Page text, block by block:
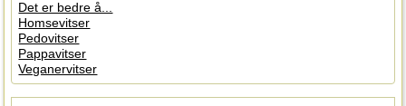
Det er bedre å...
Homsevitser
Pedovitser
Pappavitser
Veganervitser